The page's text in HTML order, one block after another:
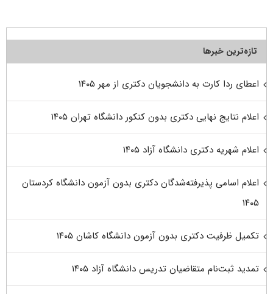
تازه‌ترین خبرها
اعطای ردا کارت به دانشجویان دکتری از مهر ۱۴۰۵
اعلام نتایج نهایی دکتری بدون کنکور دانشگاه تهران ۱۴۰۵
اعلام شهریه دکتری دانشگاه آزاد ۱۴۰۵
اعلام اسامی پذیرفته‌شدگان دکتری بدون آزمون دانشگاه کردستان
۱۴۰۵
تکمیل ظرفیت دکتری بدون آزمون دانشگاه کاشان ۱۴۰۵
تمدید ثبت‌نام متقاضیان تدریس دانشگاه آزاد ۱۴۰۵